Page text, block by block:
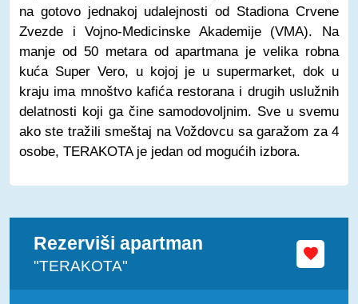
Rezerviši apartman
"TERAKOTA"
na gotovo jednakoj udalejnosti od Stadiona Crvene
Zvezde i Vojno-Medicinske Akademije (VMA). Na
manje od 50 metara od apartmana je velika robna
kuća Super Vero, u kojoj je u supermarket, dok u
kraju ima mnoštvo kafića restorana i drugih uslužnih
delatnosti koji ga čine samodovoljnim. Sve u svemu
ako ste tražili smeštaj na Voždovcu sa garažom za 4
osobe, TERAKOTA je jedan od mogućih izbora.